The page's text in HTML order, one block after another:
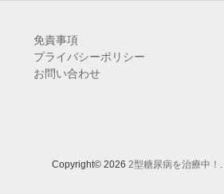
免責事項
プライバシーポリシー
お問い合わせ
Copyright© 2026 2型糖尿病を治療中！